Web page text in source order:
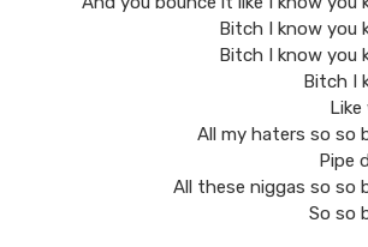
Bitch I know you
Bitch I know you
Bitch I
All my haters so so
Pipe
All these niggas so so
So so